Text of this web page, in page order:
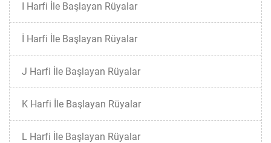
I Harfi İle Başlayan Rüyalar
İ Harfi İle Başlayan Rüyalar
J Harfi İle Başlayan Rüyalar
K Harfi İle Başlayan Rüyalar
L Harfi İle Başlayan Rüyalar